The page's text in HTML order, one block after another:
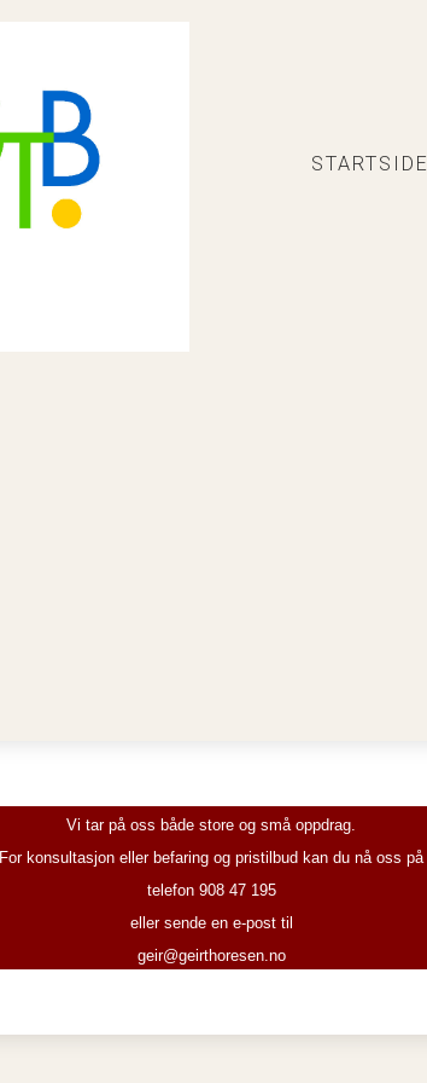
STARTSIDE
Vi tar på oss både store og små oppdrag.
For konsultasjon eller befaring og pristilbud kan du nå oss på
telefon 908 47 195
eller sende en e-post til
geir@geirthoresen.no